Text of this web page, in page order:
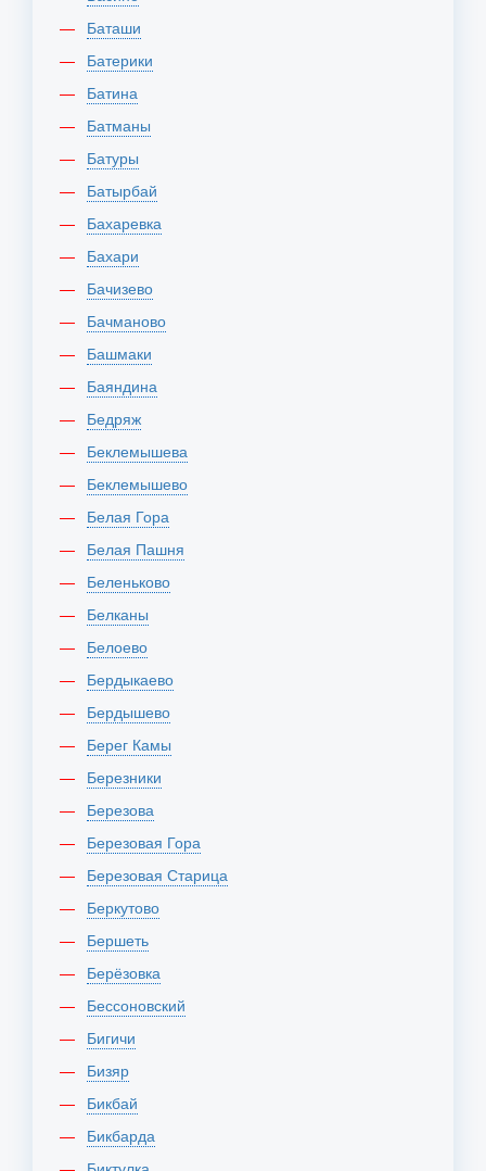
Баташи
Батерики
Батина
Батманы
Батуры
Батырбай
Бахаревка
Бахари
Бачизево
Бачманово
Башмаки
Баяндина
Бедряж
Беклемышева
Беклемышево
Белая Гора
Белая Пашня
Беленьково
Белканы
Белоево
Бердыкаево
Бердышево
Берег Камы
Березники
Березова
Березовая Гора
Березовая Старица
Беркутово
Бершеть
Берёзовка
Бессоновский
Бигичи
Бизяр
Бикбай
Бикбарда